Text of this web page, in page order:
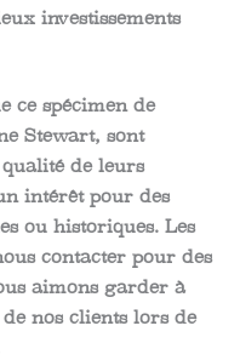
investissements
ce spécimen de
Stewart, sont
de leurs
intérêt pour des
ou historiques. Les
contacter pour des
aimons garder à
de nos clients lors de